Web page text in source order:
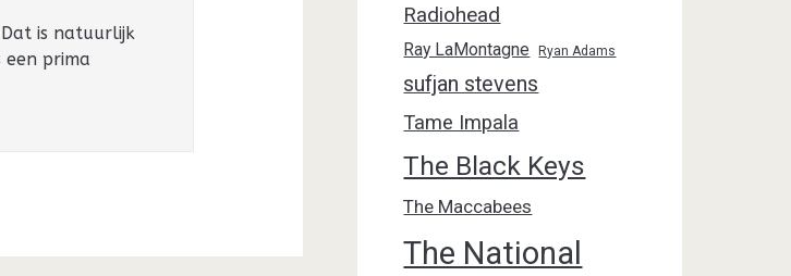
is natuurlijk
prima
Radiohead
Ray LaMontagne Ryan Adams
sufjan stevens
Tame Impala
The Black Keys
The Maccabees
The National